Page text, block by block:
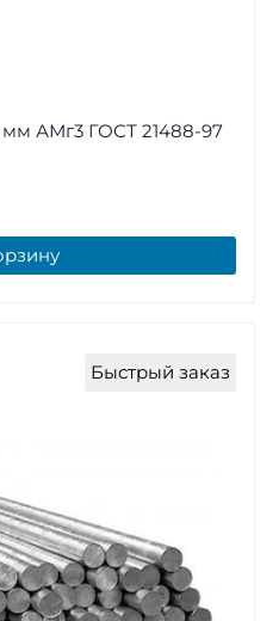
АМг3 ГОСТ 21488-97
Быстрый заказ